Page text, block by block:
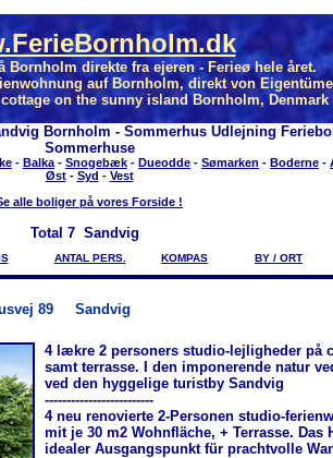
Bornholm direkte fra ejeren - Ferieø hele året.
auf Bornholm, direkt von
on the sunny island Bornholm, Denmark
Bornholm - Sommerhus Udlejning
Sommerhuse
- Balka - Snogebæk - Dueodde - Sømarken - Boderne -
Øst- Syd - Vest
alle boliger på vores Forside !
Total 7 Sandvig
ANTAL PERS. KOMPAS BY / ORT
89 Sandvig
4 lækre 2 personers studio-lejligheder på
samt terrasse. I den imponerende natur
ved den hyggelige turistby Sandvig
-------------------------
4 neu renovierte 2-Personen studio-
mit je 30 m2 Wohnfläche, + Terrasse. Das
idealer Ausgangspunkt für prachtvolle